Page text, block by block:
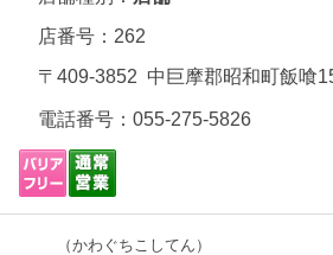
店番号：262
〒409-3852 中巨摩郡昭和町飯喰
電話番号： 055-275-5826
（かわぐちこしてん）